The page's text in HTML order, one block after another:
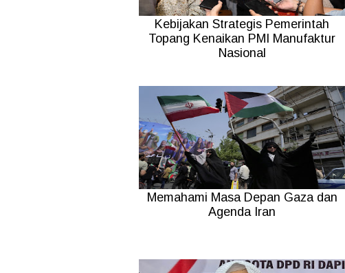
Kebijakan Strategis Pemerintah
Topang Kenaikan PMI Manufaktur
Nasional
Memahami Masa Depan Gaza dan
Agenda Iran